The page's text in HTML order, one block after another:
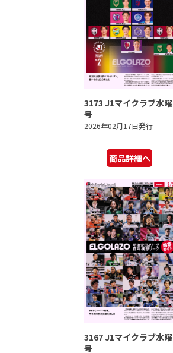
3173 J1マイクラブ水曜
号
2026年02月17日発行
商品詳細へ
3167 J1マイクラブ水曜
号